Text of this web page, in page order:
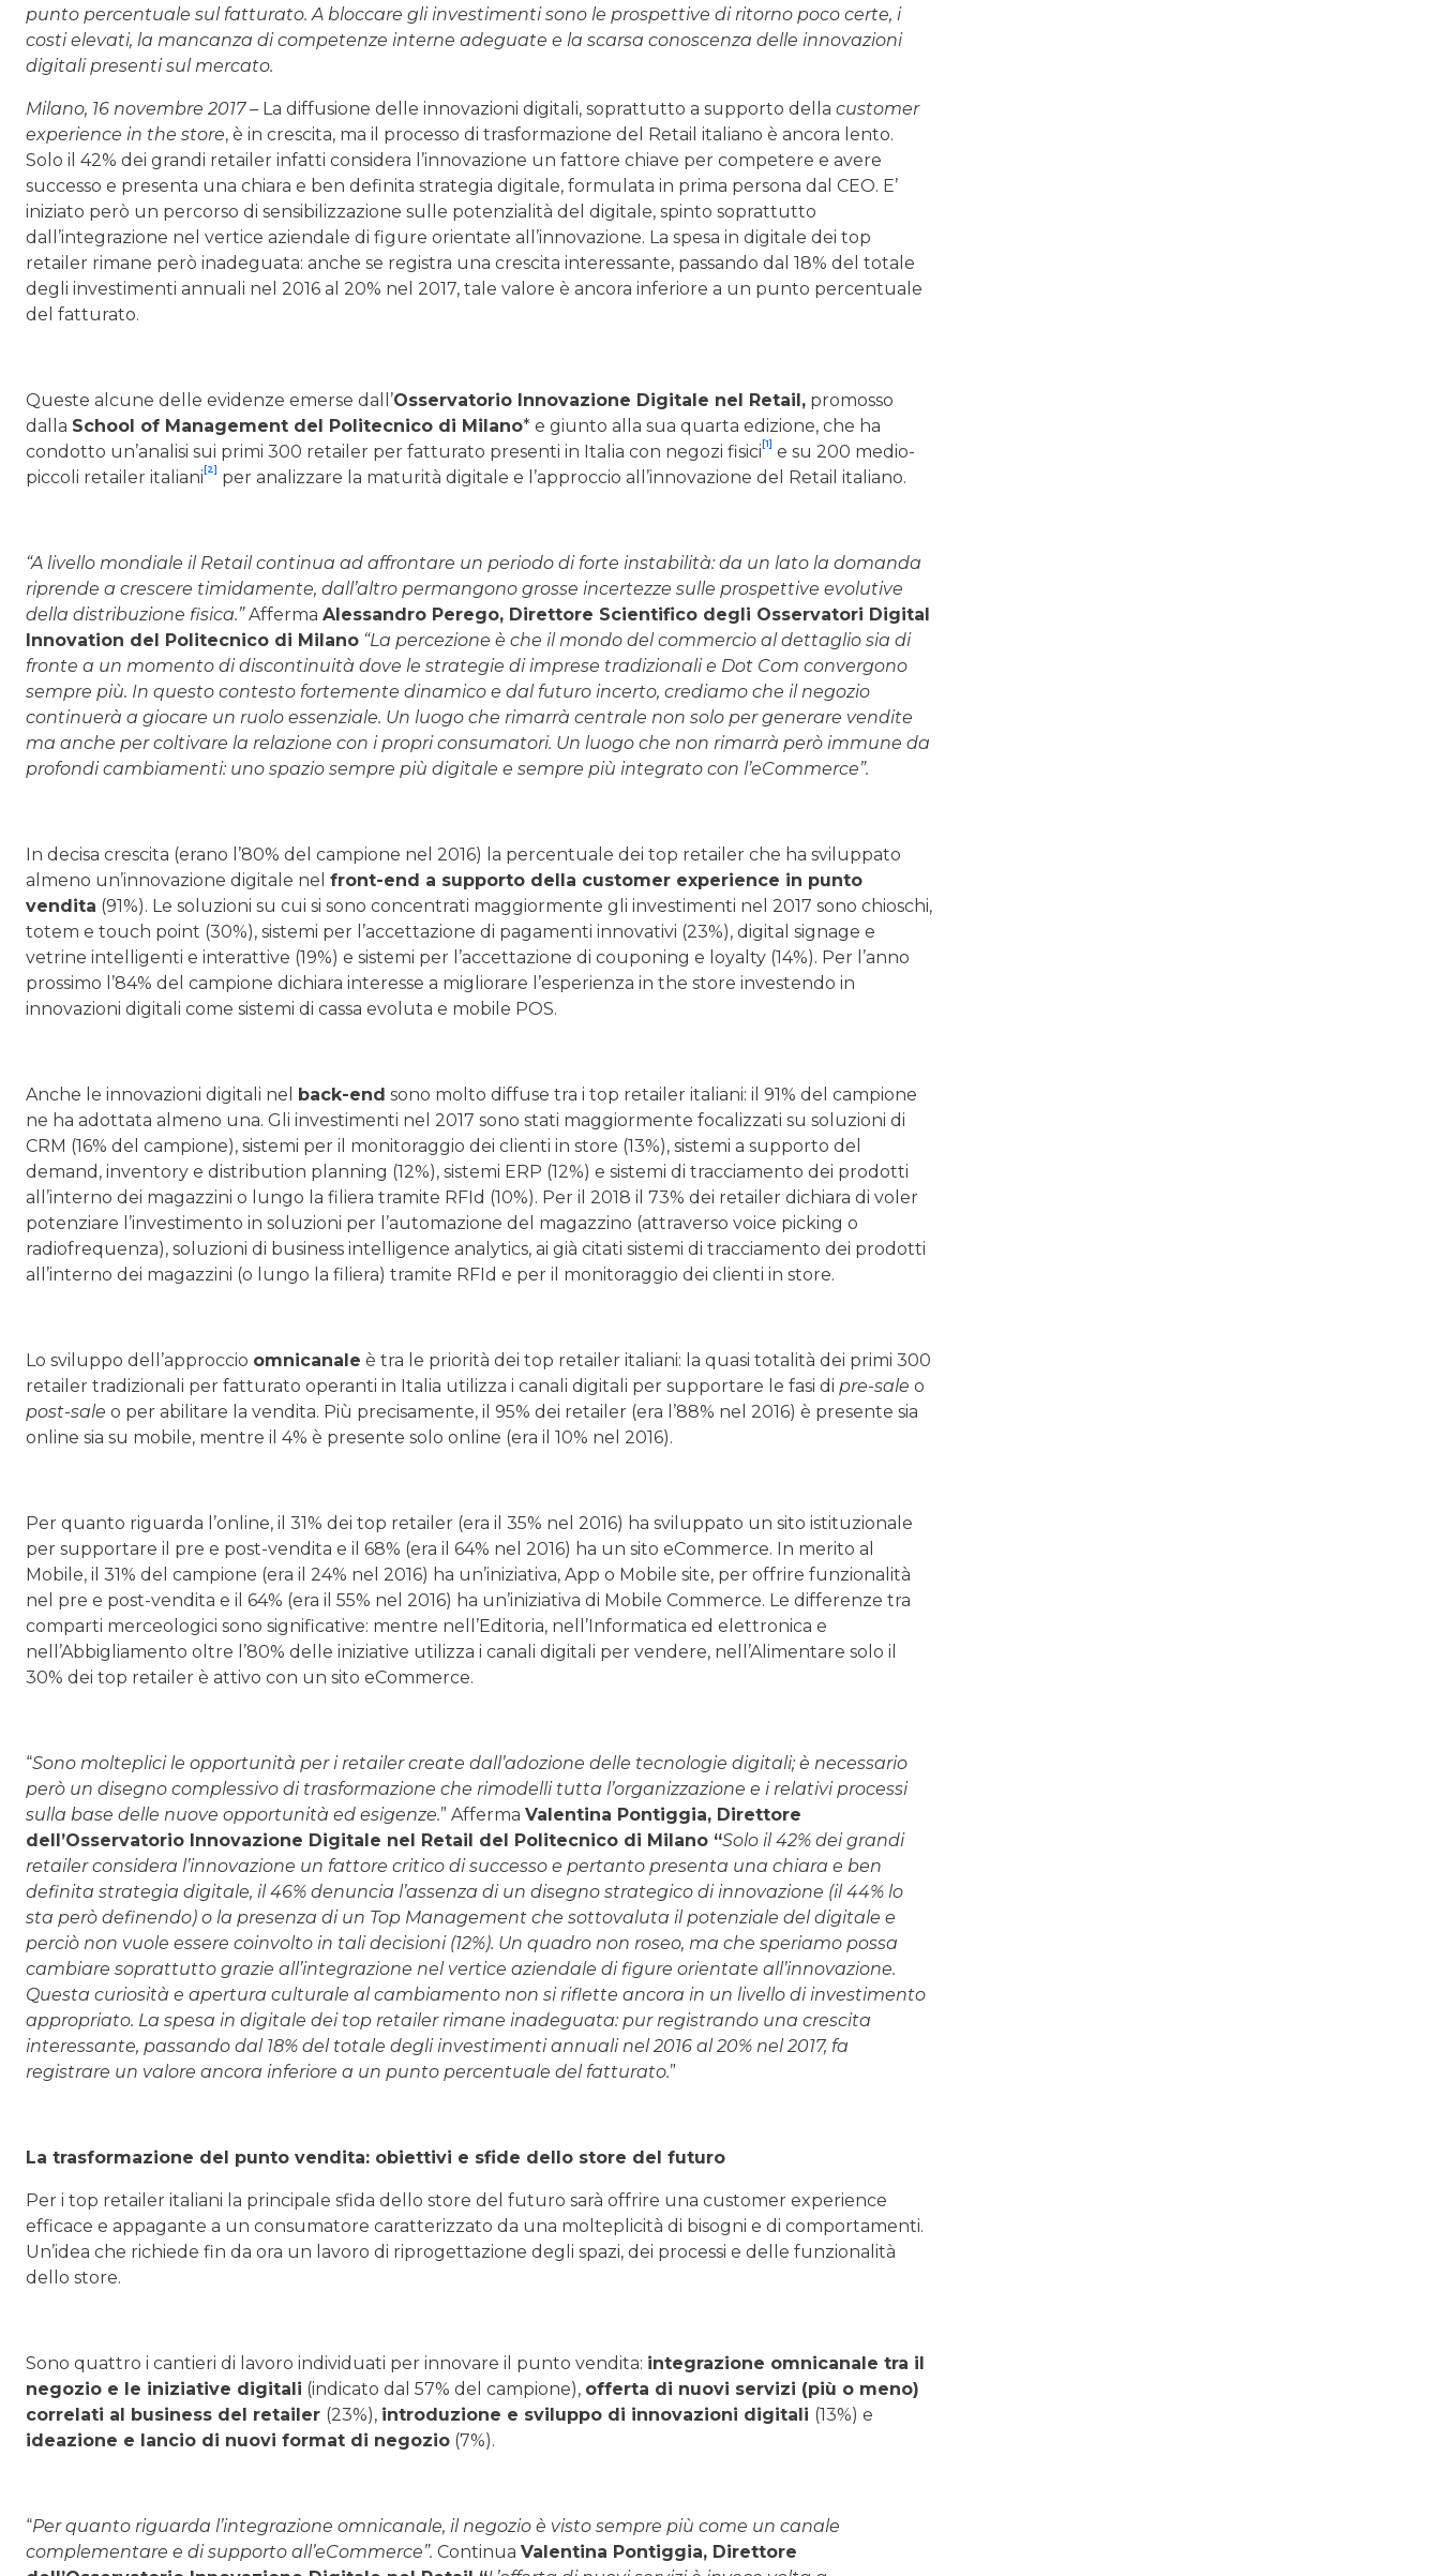
punto percentuale sul fatturato. A bloccare gli investimenti sono le prospettive di ritorno poco certe, i
costi elevati, la mancanza di competenze interne adeguate e la scarsa conoscenza delle innovazioni
digitali presenti sul mercato.
Milano, 16 novembre 2017 – La diffusione delle innovazioni digitali, soprattutto a supporto della customer
experience in the store, è in crescita, ma il processo di trasformazione del Retail italiano è ancora lento.
Solo il 42% dei grandi retailer infatti considera l’innovazione un fattore chiave per competere e avere
successo e presenta una chiara e ben definita strategia digitale, formulata in prima persona dal CEO. E’
iniziato però un percorso di sensibilizzazione sulle potenzialità del digitale, spinto soprattutto
dall’integrazione nel vertice aziendale di figure orientate all’innovazione. La spesa in digitale dei top
retailer rimane però inadeguata: anche se registra una crescita interessante, passando dal 18% del totale
degli investimenti annuali nel 2016 al 20% nel 2017, tale valore è ancora inferiore a un punto percentuale
del fatturato.
Queste alcune delle evidenze emerse dall’Osservatorio Innovazione Digitale nel Retail, promosso
dalla School of Management del Politecnico di Milano* e giunto alla sua quarta edizione, che ha
condotto un’analisi sui primi 300 retailer per fatturato presenti in Italia con negozi fisici[1] e su 200 medio-
piccoli retailer italiani[2] per analizzare la maturità digitale e l’approccio all’innovazione del Retail italiano.
“A livello mondiale il Retail continua ad affrontare un periodo di forte instabilità: da un lato la domanda
riprende a crescere timidamente, dall’altro permangono grosse incertezze sulle prospettive evolutive
della distribuzione fisica.”Afferma Alessandro Perego, Direttore Scientifico degli Osservatori Digital
Innovation del Politecnico di Milano “La percezione è che il mondo del commercio al dettaglio sia di
fronte a un momento di discontinuità dove le strategie di imprese tradizionali e Dot Com convergono
sempre più. In questo contesto fortemente dinamico e dal futuro incerto, crediamo che il negozio
continuerà a giocare un ruolo essenziale. Un luogo che rimarrà centrale non solo per generare vendite
ma anche per coltivare la relazione con i propri consumatori. Un luogo che non rimarrà però immune da
profondi cambiamenti: uno spazio sempre più digitale e sempre più integrato con l’eCommerce”.
In decisa crescita (erano l’80% del campione nel 2016) la percentuale dei top retailer che ha sviluppato
almeno un’innovazione digitale nel front-end a supporto della customer experience in punto
vendita (91%). Le soluzioni su cui si sono concentrati maggiormente gli investimenti nel 2017 sono chioschi,
totem e touch point (30%), sistemi per l’accettazione di pagamenti innovativi (23%), digital signage e
vetrine intelligenti e interattive (19%) e sistemi per l’accettazione di couponing e loyalty (14%). Per l’anno
prossimo l’84% del campione dichiara interesse a migliorare l’esperienza in the store investendo in
innovazioni digitali come sistemi di cassa evoluta e mobile POS.
Anche le innovazioni digitali nel back-end sono molto diffuse tra i top retailer italiani: il 91% del campione
ne ha adottata almeno una. Gli investimenti nel 2017 sono stati maggiormente focalizzati su soluzioni di
CRM (16% del campione), sistemi per il monitoraggio dei clienti in store (13%), sistemi a supporto del
demand, inventory e distribution planning (12%), sistemi ERP (12%) e sistemi di tracciamento dei prodotti
all’interno dei magazzini o lungo la filiera tramite RFId (10%). Per il 2018 il 73% dei retailer dichiara di voler
potenziare l’investimento in soluzioni per l’automazione del magazzino (attraverso voice picking o
radiofrequenza), soluzioni di business intelligence analytics, ai già citati sistemi di tracciamento dei prodotti
all’interno dei magazzini (o lungo la filiera) tramite RFId e per il monitoraggio dei clienti in store.
Lo sviluppo dell’approccio omnicanale è tra le priorità dei top retailer italiani: la quasi totalità dei primi 300
retailer tradizionali per fatturato operanti in Italia utilizza i canali digitali per supportare le fasi di pre-sale o
post-sale o per abilitare la vendita. Più precisamente, il 95% dei retailer (era l’88% nel 2016) è presente sia
online sia su mobile, mentre il 4% è presente solo online (era il 10% nel 2016).
Per quanto riguarda l’online, il 31% dei top retailer (era il 35% nel 2016) ha sviluppato un sito istituzionale
per supportare il pre e post-vendita e il 68% (era il 64% nel 2016) ha un sito eCommerce. In merito al
Mobile, il 31% del campione (era il 24% nel 2016) ha un’iniziativa, App o Mobile site, per offrire funzionalità
nel pre e post-vendita e il 64% (era il 55% nel 2016) ha un’iniziativa di Mobile Commerce. Le differenze tra
comparti merceologici sono significative: mentre nell’Editoria, nell’Informatica ed elettronica e
nell’Abbigliamento oltre l’80% delle iniziative utilizza i canali digitali per vendere, nell’Alimentare solo il
30% dei top retailer è attivo con un sito eCommerce.
“Sono molteplici le opportunità per i retailer create dall’adozione delle tecnologie digitali; è necessario
però un disegno complessivo di trasformazione che rimodelli tutta l’organizzazione e i relativi processi
sulla base delle nuove opportunità ed esigenze.” Afferma Valentina Pontiggia, Direttore
dell’Osservatorio Innovazione Digitale nel Retail del Politecnico di Milano “Solo il 42% dei grandi
retailer considera l’innovazione un fattore critico di successo e pertanto presenta una chiara e ben
definita strategia digitale, il 46% denuncia l’assenza di un disegno strategico di innovazione (il 44% lo
sta però definendo) o la presenza di un Top Management che sottovaluta il potenziale del digitale e
perciò non vuole essere coinvolto in tali decisioni (12%). Un quadro non roseo, ma che speriamo possa
cambiare soprattutto grazie all’integrazione nel vertice aziendale di figure orientate all’innovazione.
Questa curiosità e apertura culturale al cambiamento non si riflette ancora in un livello di investimento
appropriato. La spesa in digitale dei top retailer rimane inadeguata: pur registrando una crescita
interessante, passando dal 18% del totale degli investimenti annuali nel 2016 al 20% nel 2017, fa
registrare un valore ancora inferiore a un punto percentuale del fatturato.”
La trasformazione del punto vendita: obiettivi e sfide dello store del futuro
Per i top retailer italiani la principale sfida dello store del futuro sarà offrire una customer experience
efficace e appagante a un consumatore caratterizzato da una molteplicità di bisogni e di comportamenti.
Un’idea che richiede fin da ora un lavoro di riprogettazione degli spazi, dei processi e delle funzionalità
dello store.
Sono quattro i cantieri di lavoro individuati per innovare il punto vendita: integrazione omnicanale tra il
negozio e le iniziative digitali (indicato dal 57% del campione), offerta di nuovi servizi (più o meno)
correlati al business del retailer (23%), introduzione e sviluppo di innovazioni digitali (13%) e
ideazione e lancio di nuovi format di negozio (7%).
“Per quanto riguarda l’integrazione omnicanale, il negozio è visto sempre più come un canale
complementare e di supporto all’eCommerce”. Continua Valentina Pontiggia, Direttore